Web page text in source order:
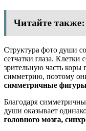
Читайте также:
Структура фото души
сетчатки глаза. Клетки
зрительную часть коры
симметрию, поэтому
симметричные
Благодаря
души оказывает
головного мозга,